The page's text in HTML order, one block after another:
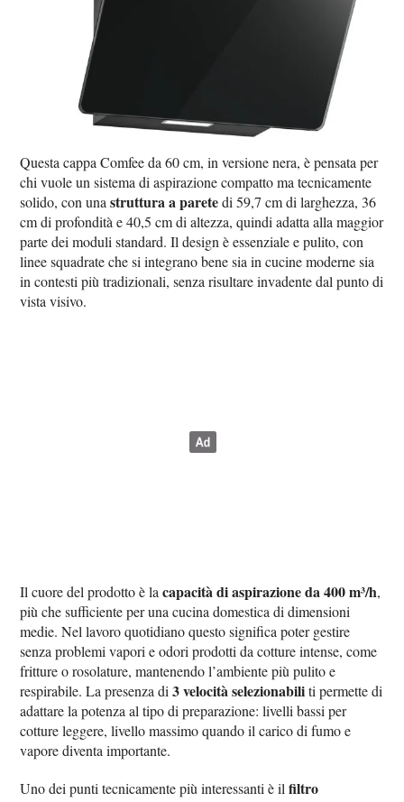
Questa cappa Comfee da 60 cm, in versione nera, è pensata per
chi vuole un sistema di aspirazione compatto ma tecnicamente
solido, con unastruttura a paretedi 59,7 cm di larghezza, 36
cm di profondità e 40,5 cm di altezza, quindi adatta alla maggior
parte dei moduli standard. Il design è essenziale e pulito, con
linee squadrate che si integrano bene sia in cucine moderne sia
in contesti più tradizionali, senza risultare invadente dal punto di
vista visivo.
Il cuore del prodotto è lacapacità di aspirazione da 400 m³/h,
più che sufficiente per una cucina domestica di dimensioni
medie. Nel lavoro quotidiano questo significa poter gestire
senza problemi vapori e odori prodotti da cotture intense, come
fritture o rosolature, mantenendo l’ambiente più pulito e
respirabile. La presenza di3 velocità selezionabiliti permette di
adattare la potenza al tipo di preparazione: livelli bassi per
cotture leggere, livello massimo quando il carico di fumo e
vapore diventa importante.
Uno dei punti tecnicamente più interessanti è ilfiltro